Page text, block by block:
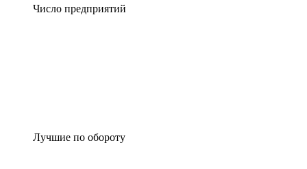
Число предприятий
Лучшие по обороту